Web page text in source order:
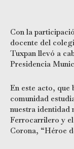
Con la
docente del
Tuxpan llevó a
Presidencia
En este acto, que
comunidad
nuestra identidad
Ferrocarrilero y el
Corona, “Héroe